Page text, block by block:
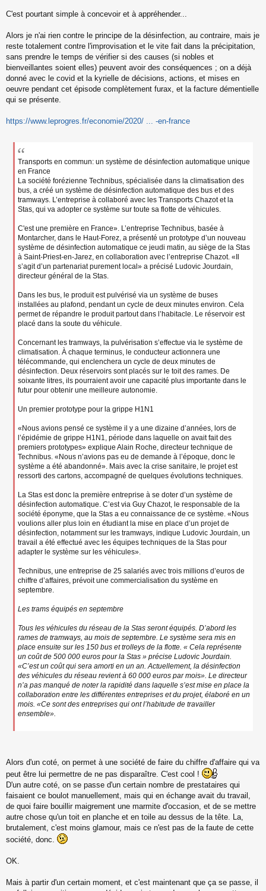
C'est pourtant simple à concevoir et à appréhender...
Alors je n'ai rien contre le principe de la désinfection, au contraire, mais je
reste totalement contre l'improvisation et le vite fait dans la précipitation,
sans prendre le temps de vérifier si des causes (si nobles et
bienveillantes soient elles) peuvent avoir des conséquences ; on a déjà
donné avec le covid et la kyrielle de décisions, actions, et mises en
oeuvre pendant cet épisode complètement furax, et la facture démentielle
qui se présente.
https://www.leprogres.fr/economie/2020/ ... -en-france
Transports en commun: un système de désinfection automatique unique
en France
La société forézienne Technibus, spécialisée dans la climatisation des
bus, a créé un système de désinfection automatique des bus et des
tramways. L’entreprise à collaboré avec les Transports Chazot et la
Stas, qui va adopter ce système sur toute sa flotte de véhicules.
C'est une première en France». L’entreprise Technibus, basée à
Montarcher, dans le Haut-Forez, a présenté un prototype d’un nouveau
système de désinfection automatique ce jeudi matin, au siège de la Stas
à Saint-Priest-en-Jarez, en collaboration avec l’entreprise Chazot. «Il
s’agit d’un partenariat purement local» a précisé Ludovic Jourdain,
directeur général de la Stas.
Dans les bus, le produit est pulvérisé via un système de buses
installées au plafond, pendant un cycle de deux minutes environ. Cela
permet de répandre le produit partout dans l’habitacle. Le réservoir est
placé dans la soute du véhicule.
Concernant les tramways, la pulvérisation s’effectue via le système de
climatisation. À chaque terminus, le conducteur actionnera une
télécommande, qui enclenchera un cycle de deux minutes de
désinfection. Deux réservoirs sont placés sur le toit des rames. De
soixante litres, ils pourraient avoir une capacité plus importante dans le
futur pour obtenir une meilleure autonomie.
Un premier prototype pour la grippe H1N1
«Nous avions pensé ce système il y a une dizaine d’années, lors de
l’épidémie de grippe H1N1, période dans laquelle on avait fait des
premiers prototypes» explique Alain Roche, directeur technique de
Technibus. «Nous n’avions pas eu de demande à l’époque, donc le
système a été abandonné». Mais avec la crise sanitaire, le projet est
ressorti des cartons, accompagné de quelques évolutions techniques.
La Stas est donc la première entreprise à se doter d’un système de
désinfection automatique. C’est via Guy Chazot, le responsable de la
société éponyme, que la Stas a eu connaissance de ce système. «Nous
voulions aller plus loin en étudiant la mise en place d’un projet de
désinfection, notamment sur les tramways, indique Ludovic Jourdain, un
travail a été effectué avec les équipes techniques de la Stas pour
adapter le système sur les véhicules».
Technibus, une entreprise de 25 salariés avec trois millions d’euros de
chiffre d’affaires, prévoit une commercialisation du système en
septembre.
Les trams équipés en septembre
Tous les véhicules du réseau de la Stas seront équipés. D’abord les
rames de tramways, au mois de septembre. Le système sera mis en
place ensuite sur les 150 bus et trolleys de la flotte. « Cela représente
un coût de 500 000 euros pour la Stas » précise Ludovic Jourdain.
«C’est un coût qui sera amorti en un an. Actuellement, la désinfection
des véhicules du réseau revient à 60 000 euros par mois». Le directeur
n’a pas manqué de noter la rapidité dans laquelle s’est mise en place la
collaboration entre les différentes entreprises et du projet, élaboré en un
mois. «Ce sont des entreprises qui ont l’habitude de travailler
ensemble».
Alors d'un coté, on permet à une société de faire du chiffre d'affaire qui va
peut être lui permettre de ne pas disparaître. C'est cool !
D'un autre coté, on se passe d'un certain nombre de prestataires qui
faisaient ce boulot manuellement, mais qui en échange avait du travail,
de quoi faire bouillir maigrement une marmite d'occasion, et de se mettre
autre chose qu'un toit en planche et en toile au dessus de la tête. La,
brutalement, c'est moins glamour, mais ce n'est pas de la faute de cette
société, donc.
OK.
Mais à partir d'un certain moment, et c'est maintenant que ça se passe, il